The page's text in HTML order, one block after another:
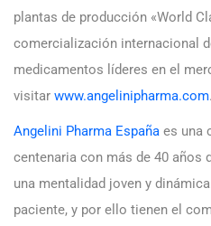
plantas de producción «World
comercialización internacional
medicamentos líderes en el
visitar www.angelinipharma.com.
Angelini Pharma España es una
centenaria con más de 40 años
una mentalidad joven y
paciente, y por ello tienen el